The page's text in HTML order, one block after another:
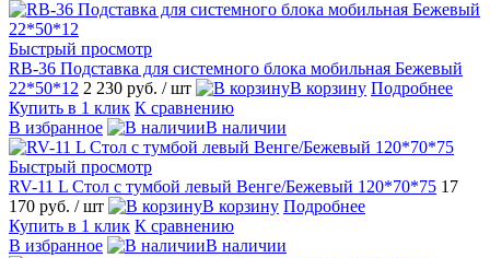
Быстрый просмотр
RB-36 Подставка для системного блока мобильная Бежевый
22*50*12 2 230 руб. / шт В корзину Подробнее
Купить в 1 клик К сравнению
В избранное
В наличии
Быстрый просмотр
RV-11 L Стол с тумбой левый Венге/Бежевый 120*70*75 17
170 руб. / шт В корзину Подробнее
Купить в 1 клик К сравнению
В избранное
В наличии